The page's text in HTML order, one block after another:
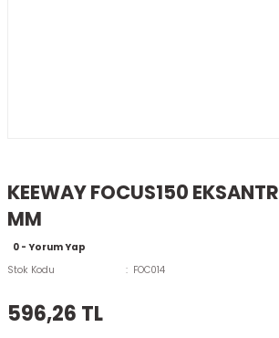
KEEWAY FOCUS150
MM
0 - Yorum Yap
Stok Kodu
FOC014
596,26 TL